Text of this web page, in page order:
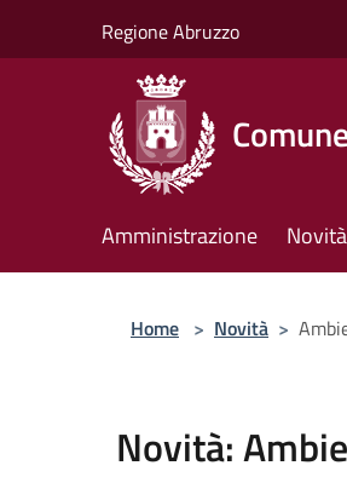
Regione Abruzzo
Amministrazione Novità
Home > Novità >
Novità: